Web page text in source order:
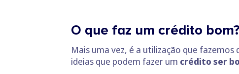
O que faz um crédito bom?
Mais uma vez, é a utilização que
ideias que podem fazer um crédito ser